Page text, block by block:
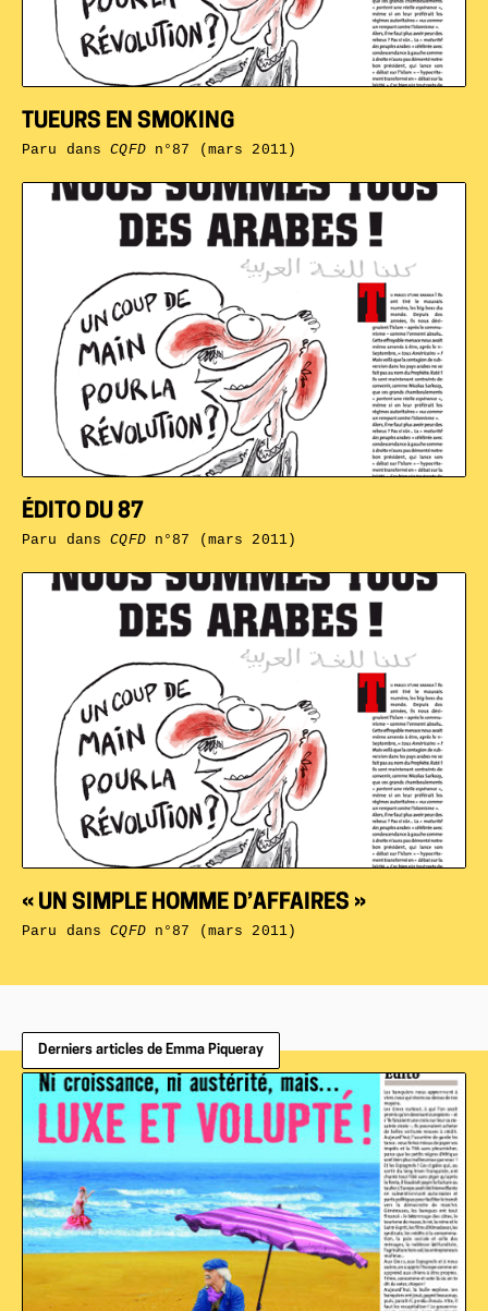
« UN SIMPLE HOMME D’AFFAIRES »
Paru dansCQFDn°87 (mars 2011)
ÉDITO DU 87
Paru dansCQFDn°87 (mars 2011)
TUEURS EN SMOKING
Paru dansCQFDn°87 (mars 2011)
Derniers articles de Emma Piqueray